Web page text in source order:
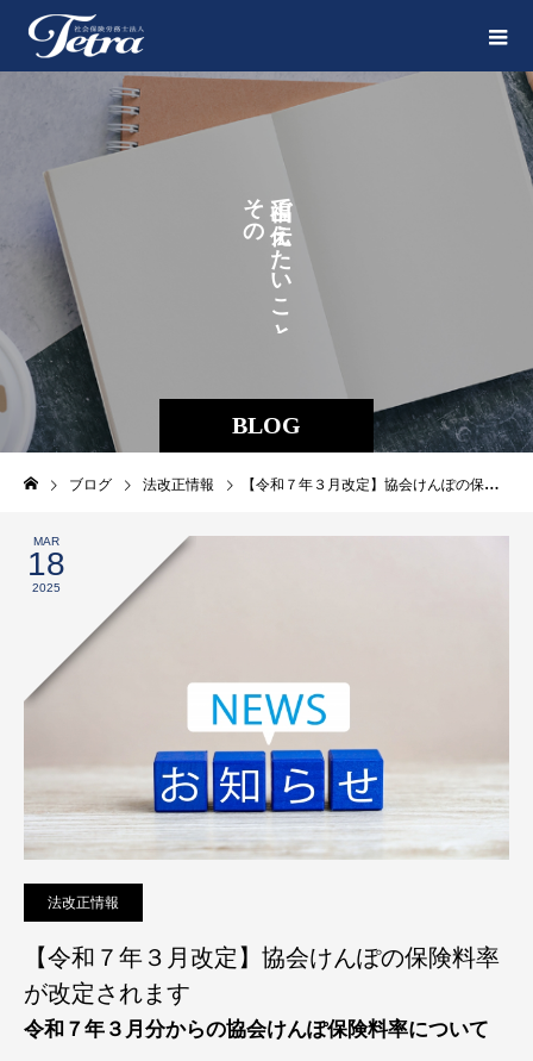
BLOG
で
え
た
い
こ
と
そ
の
ま
ブログ 法改正情報 【令和７年３月改定】協会けんぽの保険料率が改定されます
MAR
18
2025
法改正情報
【令和７年３月改定】協会けんぽの保険料率
が改定されます
令和７年３月分からの協会けんぽ保険料率について